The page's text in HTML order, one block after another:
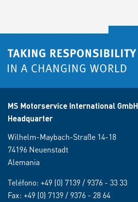
MS Motorservice International GmbH
Headquarter
Wilhelm-Maybach-Straße 14-18
74196 Neuenstadt
Alemania
Teléfono: +49 (0) 7139 / 9376 - 33 33
Fax: +49 (0) 7139 / 9376 - 28 64